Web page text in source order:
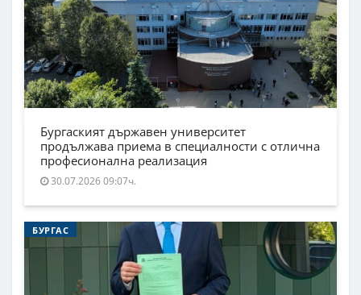
Бургаският държавен университет
продължава приема в специалности с отлична
професионална реализация
30.07.2026 09:07ч.
БУРГАС